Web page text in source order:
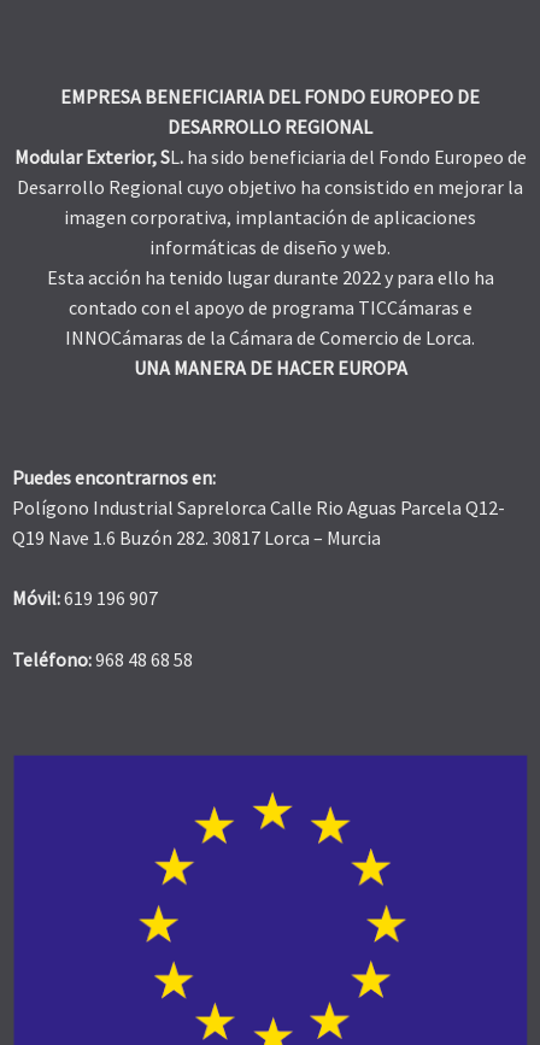
EMPRESA BENEFICIARIA DEL FONDO EUROPEO DE
DESARROLLO REGIONAL
Modular Exterior, SL.ha sido beneficiaria del Fondo Europeo de
Desarrollo Regional cuyo objetivo ha consistido en mejorar la
imagen corporativa, implantación de aplicaciones
informáticas de diseño y web.
Esta acción ha tenido lugar durante 2022 y para ello ha
contado con el apoyo de programa TICCámaras e
INNOCámaras de la Cámara de Comercio de Lorca.
UNA MANERA DE HACER EUROPA
Puedes encontrarnos en:
Polígono Industrial Saprelorca Calle Rio Aguas Parcela Q12-
Q19 Nave 1.6 Buzón 282. 30817 Lorca – Murcia
Móvil:619 196 907
Teléfono:968 48 68 58